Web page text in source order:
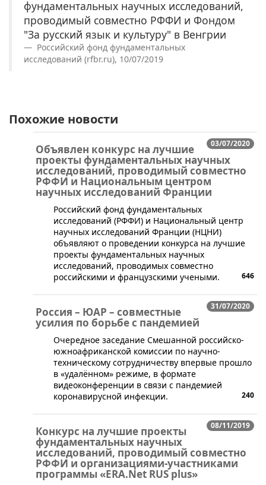
фундаментальных научных исследований,
проводимый совместно РФФИ и Фондом
"За русский язык и культуру" в Венгрии
Российский фонд фундаментальных
исследований (rfbr.ru), 10/07/2019
Похожие новости
03/07/2020
Объявлен конкурс на лучшие
проекты фундаментальных научных
исследований, проводимый совместно
РФФИ и Национальным центром
научных исследований Франции
​Российский фонд фундаментальных
исследований (РФФИ) и Национальный центр
научных исследований Франции (НЦНИ)
объявляют о проведении конкурса на лучшие
проекты фундаментальных научных
исследований, проводимых совместно
российскими и французскими учеными.
646
31/07/2020
Россия – ЮАР – совместные
усилия по борьбе с пандемией
Очередное заседание Смешанной российско-
южноафриканской комиссии по научно-
техническому сотрудничеству впервые прошло
в «удалённом» режиме, в формате
видеоконференции в связи с пандемией
коронавирусной инфекции.
240
08/11/2019
Конкурс на лучшие проекты
фундаментальных научных
исследований, проводимый совместно
РФФИ и организациями-участниками
программы «ERA.Net RUS plus»